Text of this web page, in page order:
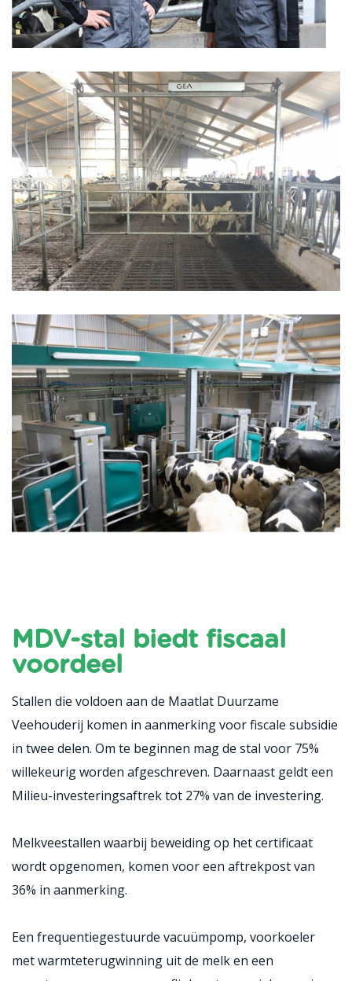
MDV-stal biedt fiscaal
voordeel
Stallen die voldoen aan de Maatlat Duurzame
Veehouderij komen in aanmerking voor fiscale subsidie
in twee delen. Om te beginnen mag de stal voor 75%
willekeurig worden afgeschreven. Daarnaast geldt een
Milieu-investeringsaftrek tot 27% van de investering.
Melkveestallen waarbij beweiding op het certificaat
wordt opgenomen, komen voor een aftrekpost van
36% in aanmerking.
Een frequentiegestuurde vacuümpomp, voorkoeler
met warmteterugwinning uit de melk en een